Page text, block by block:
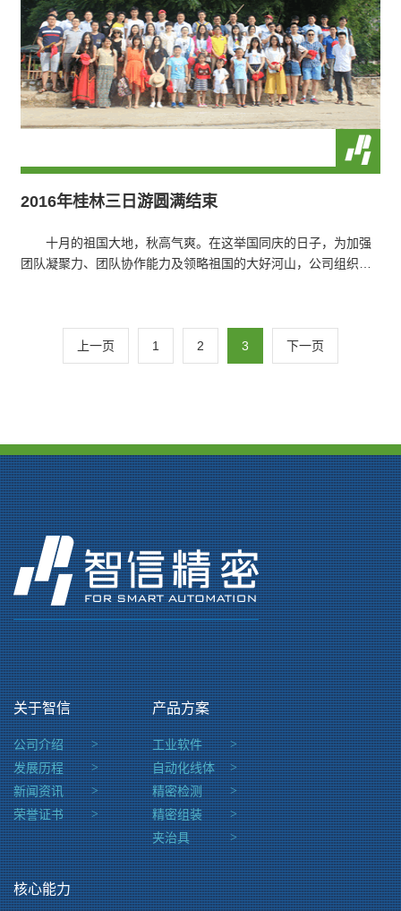
2016年桂林三日游圆满结束
十月的祖国大地，秋高气爽。在这举国同庆的日子，为加强
团队凝聚力、团队协作能力及领略祖国的大好河山，公司组织一
上一页 1 2 3 下一页
关于智信
公司介绍 >
发展历程 >
新闻资讯 >
荣誉证书 >
产品方案
工业软件 >
自动化线体 >
精密检测 >
精密组装 >
夹治具 >
核心能力